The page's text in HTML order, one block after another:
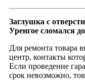
Заглушка с
Уренгое сломался
Для ремонта товара
центр, контакты
Если проведение
срок невозможно,